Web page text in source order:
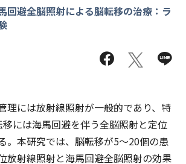
回避全脳照射による脳転移の治療：ラ
理には放射線照射が一般的であり、特
には海馬回避を伴う全脳照射と定位
。本研究では、脳転移が5～20個の患
放射線照射と海馬回避全脳照射の効果